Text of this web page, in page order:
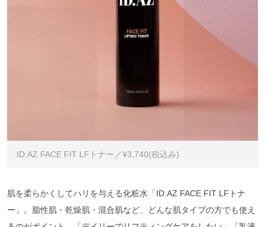
ID.AZ FACE FIT LFトナー／¥3,740(税込み)
肌を柔らかくしてハリを与える化粧水「ID.AZ FACE FIT LFトナ
ー」。脂性肌・乾燥肌・混合肌など、どんな肌タイプの方でも使え